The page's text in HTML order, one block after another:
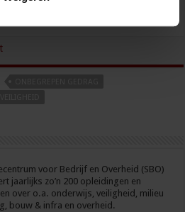
en ketenregie
voor Bedrijf en Overheid (SBO)
jaarlijks zo’n 200 opleidingen en
over o.a. onderwijs, veiligheid, milieu
bouw & infra en overheid.